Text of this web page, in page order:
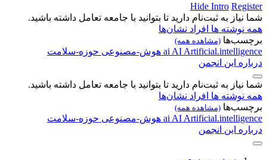
Hide Intro Register
شما نیاز به ثبت‌نام دارید تا بتوانید با جامعه تعامل داشته باشید.
همه نوشته ها افراد نشان‌ها
برچسب‌ها (مشاهده همه)
ai AI Artificial.intelligence هوش-مصنوعی حوزه-سلامت
درباره این انجمن
شما نیاز به ثبت‌نام دارید تا بتوانید با جامعه تعامل داشته باشید.
همه نوشته ها افراد نشان‌ها
برچسب‌ها (مشاهده همه)
ai AI Artificial.intelligence هوش-مصنوعی حوزه-سلامت
درباره این انجمن